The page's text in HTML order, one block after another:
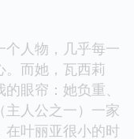
人物，几乎每一
。而她，瓦西莉
眼帘：她负重、
主人公之一）一家
在叶丽亚很小的时